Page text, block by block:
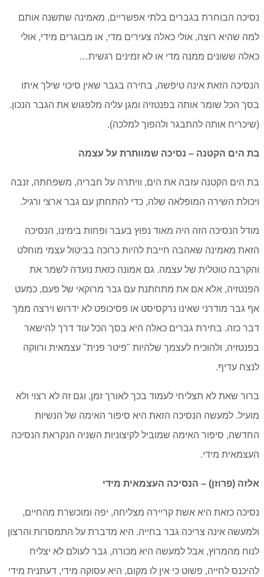
נסיכה הבוחרת בגברים בלתי אפשריים, מאמינה שתשנה אותם
למה שהיא רוצה, אולי כאלה צעירים מדי, או מבוגרים מידי, אולי
כאלה ששונים ממנה מדי או לא זמינים רגשית…
הנסיכה הזאת אינה טיפשה, בחירה בגבר שאין סיכוי שילך איתו
בסך הכל שומר אותה בפנטזיה ומגן עליה מלפגוש את הגבר הנכון.
(שיכריח אותה להתבגר ולהפוך למלכה).
בת הים הקטנה – נסיכה שמוותרת על עצמה
בת הים הקטנה עזבה את הים, וויתרה על חבריה, משפחתה, זנבה
ויכולת השירה המופלאה שלה, כדי להתחתן עם גבר ארצי ורגיל.
מודל הנסיכה הזה היה מאוד נפוץ בעבר ופחות בימינו, הנסיכה
הזאת מאמינה שאהבה חייבת להיות כרוכה בביטול עצמי מוחלט
והקרבה טוטלית של עצמה. גם אמונה כזאת נועדה לשמר את
הפנטזיה, אלא אם את מתחתנת עם גבר מרוקאי של פעם, כמעט
אף גבר מודרני שאינו נרקסיסט או פסיכופט לא ידרוש וירצה ממך
דבר כזה. בחירת גברים כאלה היא בסך הכל עוד דרך להישאר
בפנטזיה, ולהוכיח לעצמך שלהיות "פיטר פנית" עצמאית ורווקה
לנצח עדיף.
ברור שאת לא תצליחי לעמוד בכך לאורך זמן, וגם זה לא רצוי ולא
מועיל. למעשה הנסיכה הזאת היא סיפור האימה של הנשיות
החדשה, סיפור האימה שמוביל לקיצוניות השניה הנקראת הנסיכה
העצמאית מידי.
אלזה (פרוזן) – הנסיכה העצמאית מידי
נסיכה כזאת היא אשת קריירה מצליחה, יפה ומוכשרת מהחיים,
ולמעשה אינה צריכה גבר בחייה. היא מדברת על התמסרות והרצון
לנוח מהמרוץ, אבל למעשה היא מכורה, גבר לעולם לא יצליח
להיכנס לחייה, פשוט כי אין לו מקום, היא עסוקה מידי, דעתנית מידי